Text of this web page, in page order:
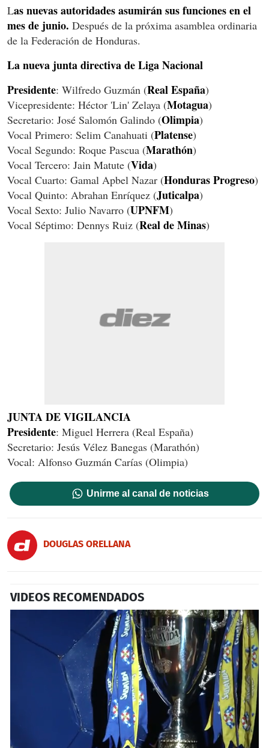
Las nuevas autoridades asumirán sus funciones en el
mes de junio. Después de la próxima asamblea ordinaria
de la Federación de Honduras.
La nueva junta directiva de Liga Nacional
Presidente: Wilfredo Guzmán (Real España)
Vicepresidente: Héctor 'Lin' Zelaya (Motagua)
Secretario: José Salomón Galindo (Olimpia)
Vocal Primero: Selim Canahuati (Platense)
Vocal Segundo: Roque Pascua (Marathón)
Vocal Tercero: Jain Matute (Vida)
Vocal Cuarto: Gamal Apbel Nazar (Honduras Progreso)
Vocal Quinto: Abrahan Enríquez (Juticalpa)
Vocal Sexto: Julio Navarro (UPNFM)
Vocal Séptimo: Dennys Ruiz (Real de Minas)
JUNTA DE VIGILANCIA
Presidente: Miguel Herrera (Real España)
Secretario: Jesús Vélez Banegas (Marathón)
Vocal: Alfonso Guzmán Carías (Olimpia)
Unirme al canal de noticias
DOUGLAS ORELLANA
VIDEOS RECOMENDADOS